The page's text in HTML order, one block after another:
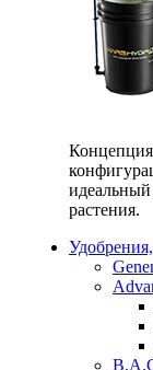
Концепция
идеальный
растения.